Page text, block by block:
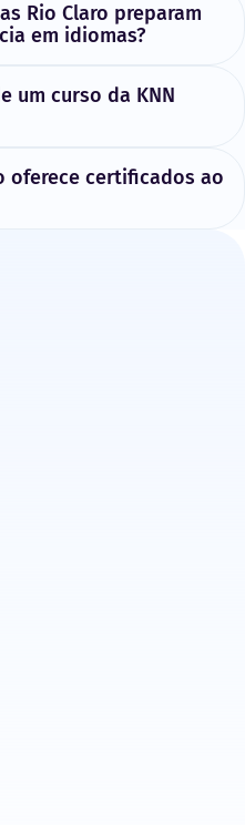
Rio Claro preparam
em idiomas?
um curso da KNN
oferece certificados ao